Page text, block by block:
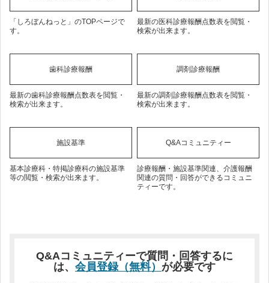
「しろぼんねっと」のTOPページで
す。
最新の医科診療報酬点数表を閲覧・
検索が出来ます。
歯科診療報酬
最新の歯科診療報酬点数表を閲覧・
検索が出来ます。
調剤診療報酬
最新の調剤診療報酬点数表を閲覧・
検索が出来ます。
施設基準
基本診療科・特掲診療科の施設基準
等の閲覧・検索が出来ます。
Q&Aコミュニティー
診療報酬・施設基準関連、介護報酬
関連の質問・回答ができるコミュニ
ティーです。
Q&Aコミュニティーで質問・回答するに
は、 会員登録（無料） が必要です